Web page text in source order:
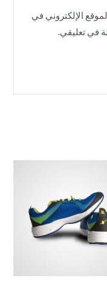
الإلكتروني في
في تعليقي.